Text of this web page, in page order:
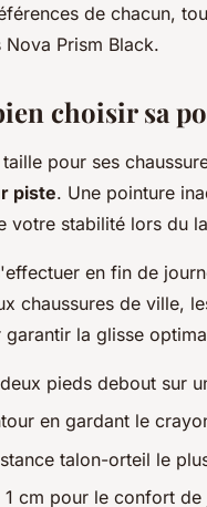
de chacun,
Prism Black.
choisir sa
pour ses
piste. Une pointure
votre stabilité lors du
en fin de
chaussures de ville,
garantir la glisse
pieds debout sur
en gardant le
talon-orteil le
cm pour le confort de